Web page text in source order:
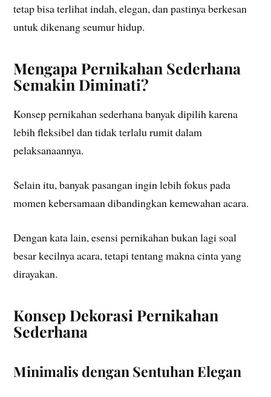
tetap bisa terlihat indah, elegan, dan pastinya berkesan
untuk dikenang seumur hidup.
Mengapa Pernikahan Sederhana
Semakin Diminati?
Konsep pernikahan sederhana banyak dipilih karena
lebih fleksibel dan tidak terlalu rumit dalam
pelaksanaannya.
Selain itu, banyak pasangan ingin lebih fokus pada
momen kebersamaan dibandingkan kemewahan acara.
Dengan kata lain, esensi pernikahan bukan lagi soal
besar kecilnya acara, tetapi tentang makna cinta yang
dirayakan.
Konsep Dekorasi Pernikahan
Sederhana
Minimalis dengan Sentuhan Elegan